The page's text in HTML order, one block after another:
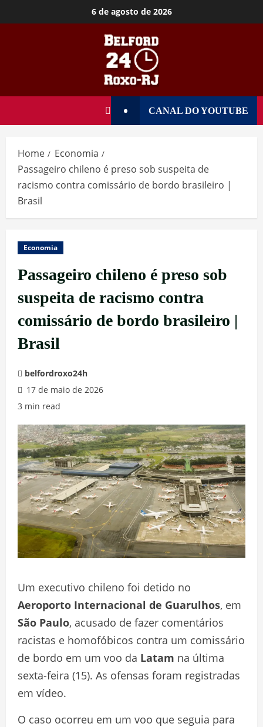
6 de agosto de 2026
CANAL DO YOUTUBE
Home
Economia
Passageiro chileno é preso sob suspeita de
racismo contra comissário de bordo brasileiro |
Brasil
Economia
Passageiro chileno é preso sob
suspeita de racismo contra
comissário de bordo brasileiro |
Brasil
belfordroxo24h
17 de maio de 2026
3 min read
Um executivo chileno foi detido no
Aeroporto Internacional de Guarulhos, em
São Paulo, acusado de fazer comentários
racistas e homofóbicos contra um comissário
de bordo em um voo da Latam na última
sexta-feira (15). As ofensas foram registradas
em vídeo.
O caso ocorreu em um voo que seguia para